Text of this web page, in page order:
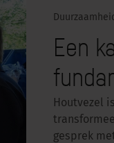
Duurzaamheid
Een
Houtvezel
gesprek